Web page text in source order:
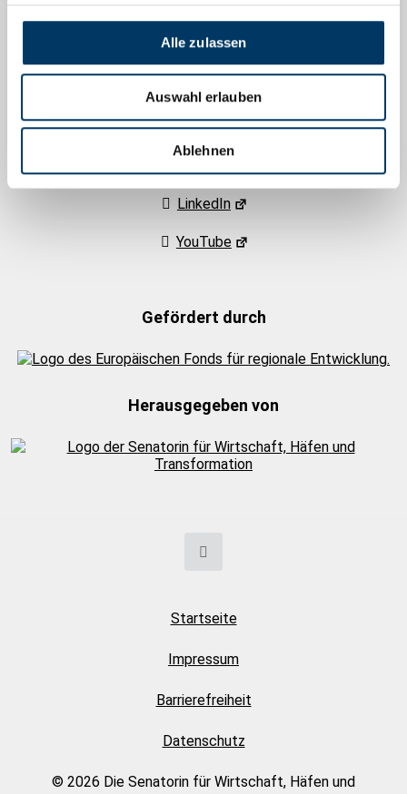
Alle zulassen
Auswahl erlauben
Ablehnen
Social Media
Facebook
LinkedIn
YouTube
Gefördert durch
Herausgegeben von
Startseite
Impressum
Barrierefreiheit
Datenschutz
© 2026 Die Senatorin für Wirtschaft, Häfen und